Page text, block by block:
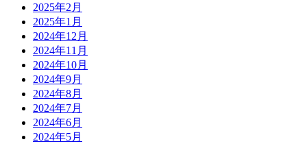
2025年2月
2025年1月
2024年12月
2024年11月
2024年10月
2024年9月
2024年8月
2024年7月
2024年6月
2024年5月